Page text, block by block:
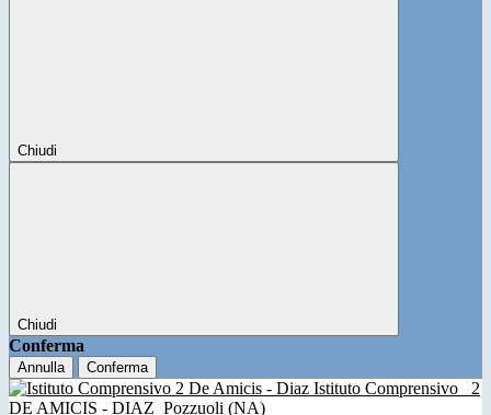
Chiudi
Chiudi
Conferma
Annulla Conferma
Istituto Comprensivo
2
DE AMICIS - DIAZ Pozzuoli (NA)